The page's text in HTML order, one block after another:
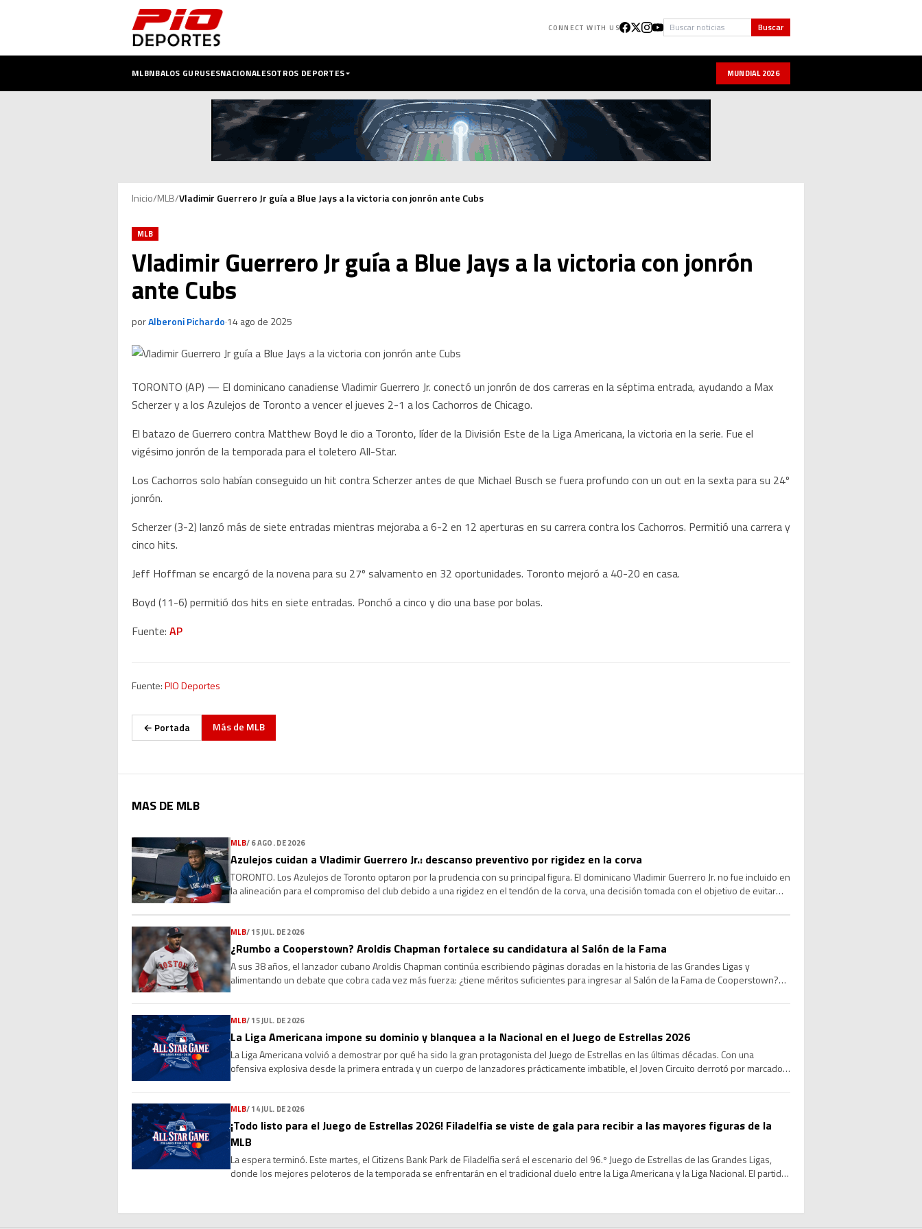
CONNECT WITH US Buscar Buscar
MLBNBALOS GURUSESNACIONALESOTROS DEPORTES MUNDIAL 2026
Inicio/MLB/Vladimir Guerrero Jr guía a Blue Jays a la victoria con jonrón ante Cubs
MLB
Vladimir Guerrero Jr guía a Blue Jays a la victoria con jonrón
ante Cubs
porAlberoni Pichardo·14 ago de 2025
TORONTO (AP) — El dominicano canadiense Vladimir Guerrero Jr. conectó un jonrón de dos carreras en la séptima entrada, ayudando a Max
Scherzer y a los Azulejos de Toronto a vencer el jueves 2-1 a los Cachorros de Chicago.
El batazo de Guerrero contra Matthew Boyd le dio a Toronto, líder de la División Este de la Liga Americana, la victoria en la serie. Fue el
vigésimo jonrón de la temporada para el toletero All-Star.
Los Cachorros solo habían conseguido un hit contra Scherzer antes de que Michael Busch se fuera profundo con un out en la sexta para su 24º
jonrón.
Scherzer (3-2) lanzó más de siete entradas mientras mejoraba a 6-2 en 12 aperturas en su carrera contra los Cachorros. Permitió una carrera y
cinco hits.
Jeff Hoffman se encargó de la novena para su 27º salvamento en 32 oportunidades. Toronto mejoró a 40-20 en casa.
Boyd (11-6) permitió dos hits en siete entradas. Ponchó a cinco y dio una base por bolas.
Fuente: AP
Fuente:PIO Deportes
← Portada Más de MLB
MAS DE MLB
MLB/6 AGO. DE 2026
Azulejos cuidan a Vladimir Guerrero Jr.: descanso preventivo por rigidez en la corva
TORONTO. Los Azulejos de Toronto optaron por la prudencia con su principal figura. El dominicano Vladimir Guerrero Jr. no fue incluido en
la alineación para el compromiso del club debido a una rigidez en el tendón de la corva, una decisión tomada con el objetivo de evitar
MLB/15 JUL. DE 2026
¿Rumbo a Cooperstown? Aroldis Chapman fortalece su candidatura al Salón de la Fama
A sus 38 años, el lanzador cubano Aroldis Chapman continúa escribiendo páginas doradas en la historia de las Grandes Ligas y
alimentando un debate que cobra cada vez más fuerza: ¿tiene méritos suficientes para ingresar al Salón de la Fama de Cooperstown?
MLB/15 JUL. DE 2026
La Liga Americana impone su dominio y blanquea a la Nacional en el Juego de Estrellas 2026
La Liga Americana volvió a demostrar por qué ha sido la gran protagonista del Juego de Estrellas en las últimas décadas. Con una
ofensiva explosiva desde la primera entrada y un cuerpo de lanzadores prácticamente imbatible, el Joven Circuito derrotó por marcador
MLB/14 JUL. DE 2026
¡Todo listo para el Juego de Estrellas 2026! Filadelfia se viste de gala para recibir a las mayores figuras de la
MLB
La espera terminó. Este martes, el Citizens Bank Park de Filadelfia será el escenario del 96.º Juego de Estrellas de las Grandes Ligas,
donde los mejores peloteros de la temporada se enfrentarán en el tradicional duelo entre la Liga Americana y la Liga Nacional. El partido